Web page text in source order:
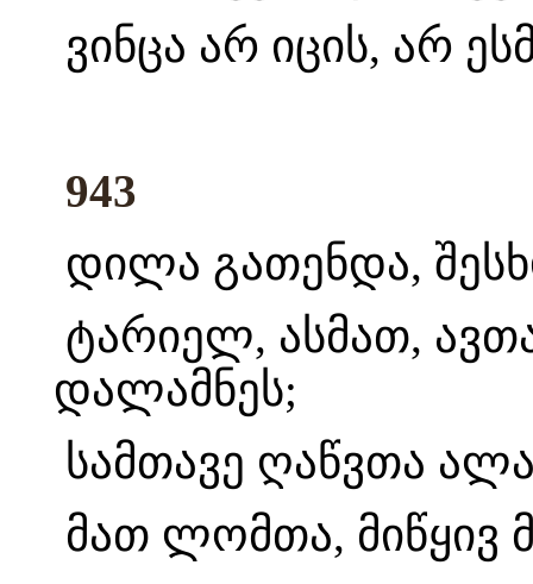
ვინცა არ იცის, არ
943
დილა გათენდა,
ტარიელ, ასმათ,
დალამნეს;
სამთავე ღაწვთა
მათ ლომთა, მიწყივ